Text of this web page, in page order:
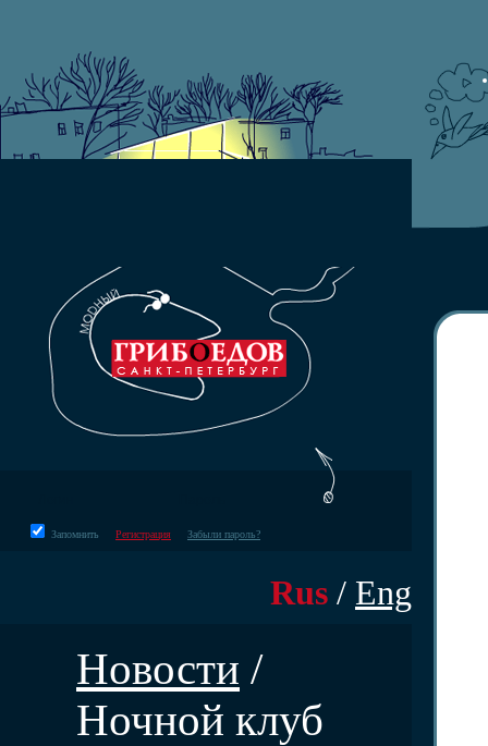
Запомнить Регистрация Забыли пароль?
Rus / Eng
Новости /
Ночной клуб